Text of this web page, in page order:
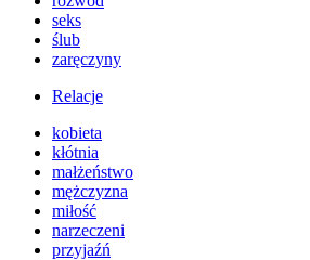
seks
ślub
zaręczyny
Relacje
kobieta
kłótnia
małżeństwo
mężczyzna
miłość
narzeczeni
przyjaźń